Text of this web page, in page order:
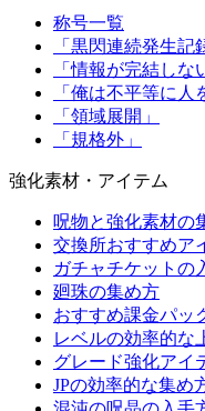
称号一覧
「黒閃連続発生記
「情報が完結しな
「俺は不平等に人
「領域展開」
「規格外」
強化素材・アイテム
呪物と強化素材の
交換所おすすめア
ガチャチケットの
廻珠の集め方
おすすめ課金パッ
レベルの効率的な
グレード強化アイ
JPの効率的な集め